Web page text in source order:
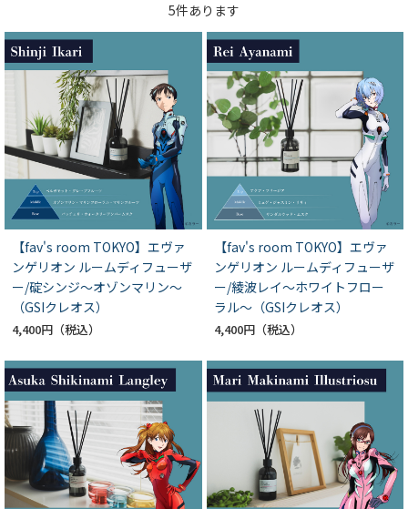
5件あります
【fav's room TOKYO】エヴァ
ンゲリオン ルームディフューザ
ー/碇シンジ～オゾンマリン～
（GSIクレオス）
4,400円
【fav's room TOKYO】エヴァ
ンゲリオン ルームディフューザ
ー/綾波レイ～ホワイトフロー
ラル～（GSIクレオス）
4,400円